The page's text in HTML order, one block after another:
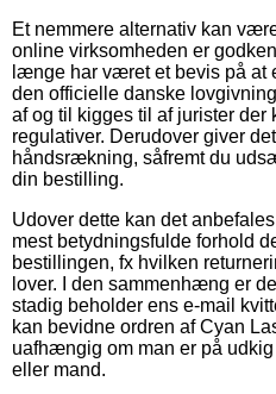
Et nemmere alternativ kan
online virksomheden er
længe har været et bevis på at
den officielle danske
af og til kigges til af jurister
regulativer. Derudover giver
håndsrækning, såfremt du
din bestilling.
Udover dette kan det
mest betydningsfulde forhold
bestillingen, fx hvilken
lover. I den sammenhæng er
stadig beholder ens e-mail
kan bevidne ordren af Cyan
uafhængig om man er på
eller mand.